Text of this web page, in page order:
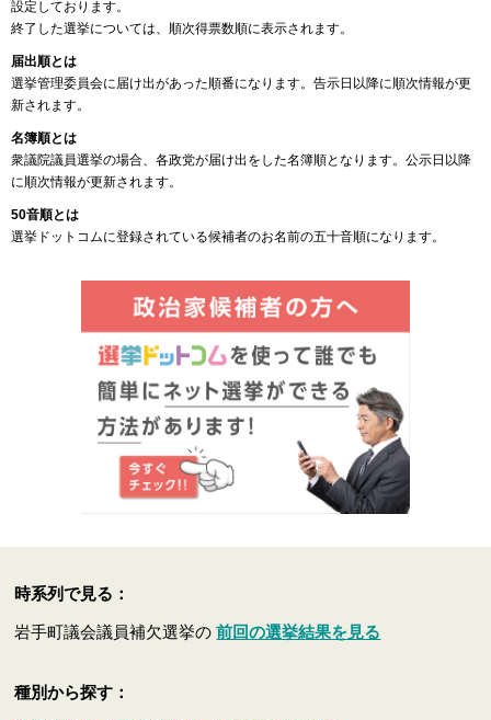
設定しております。
終了した選挙については、順次得票数順に表示されます。
届出順とは
選挙管理委員会に届け出があった順番になります。告示日以降に順次情報が更
新されます。
名簿順とは
衆議院議員選挙の場合、各政党が届け出をした名簿順となります。公示日以降
に順次情報が更新されます。
50音順とは
選挙ドットコムに登録されている候補者のお名前の五十音順になります。
時系列で見る：
岩手町議会議員補欠選挙の前回の選挙結果を見る
種別から探す：